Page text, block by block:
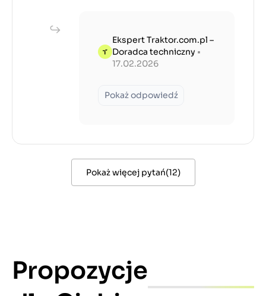
Ekspert Traktor.com.pl –
Doradca techniczny •
17.02.2026
Pokaż odpowiedź
Pokaż więcej pytań(12)
Propozycje